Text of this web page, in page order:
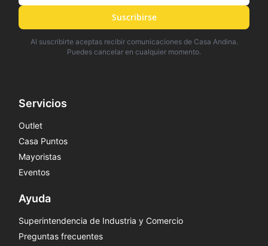
Suscribirse
Al suscribirte aceptas recibir comunicaciones de Casa Andina.
Puedes cancelar en cualquier momento.
Servicios
Outlet
Casa Puntos
Mayoristas
Eventos
Ayuda
Superintendencia de Industria y Comercio
Preguntas frecuentes